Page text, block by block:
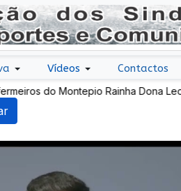
Vídeos Contactos
do Montepio Rainha Dona Leonor